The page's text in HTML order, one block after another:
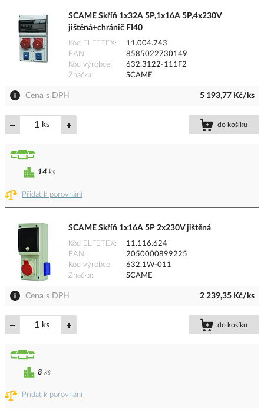
SCAME Skříň 1x32A 5P,1x16A 5P,4x230V
jištěná+chránič FI40
Kód ELFETEX
11.004.743
EAN
8585022730149
Kód výrobce
632.3122-111F2
Značka
SCAME
Cena s DPH 5 193,77 Kč/ks
ks do košíku
Přidat k porovnání
14 ks
SCAME Skříň 1x16A 5P 2x230V jištěná
Kód ELFETEX
11.116.624
EAN
2050000899225
Kód výrobce
632.1W-011
Značka
SCAME
Cena s DPH 2 239,35 Kč/ks
ks do košíku
Přidat k porovnání
8 ks